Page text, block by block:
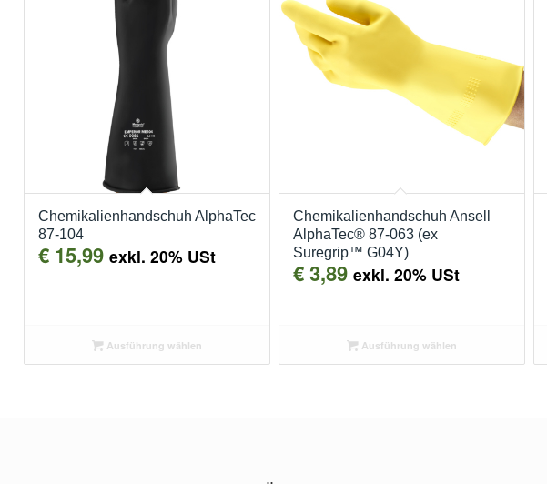
Chemikalienhandschuh AlphaTec
87-104
€15,99 exkl. 20% USt
Ausführung wählen
Chemikalienhandschuh Ansell
AlphaTec® 87-063 (ex
Suregrip™ G04Y)
€3,89 exkl. 20% USt
Ausführung wählen